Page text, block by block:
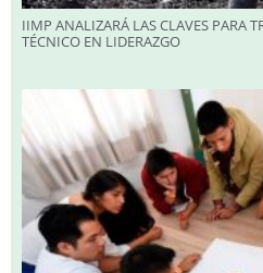
IIMP ANALIZARÁ LAS CLAVES PARA
TÉCNICO EN LIDERAZGO